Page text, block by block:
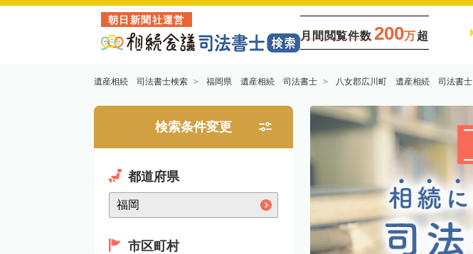
朝日新聞社運営
月間閲覧件数 200万超
遺産相続 司法書士検索 福岡県 遺産相続 司法書士 八女郡広川町 遺産相続 司法書士
検索条件変更
都道府県
市区町村